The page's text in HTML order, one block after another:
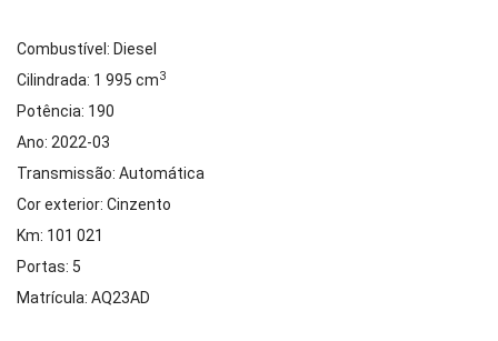
Combustível: Diesel
Cilindrada: 1 995 cm3
Potência: 190
Ano: 2022-03
Transmissão: Automática
Cor exterior: Cinzento
Km: 101 021
Portas: 5
Matrícula: AQ23AD